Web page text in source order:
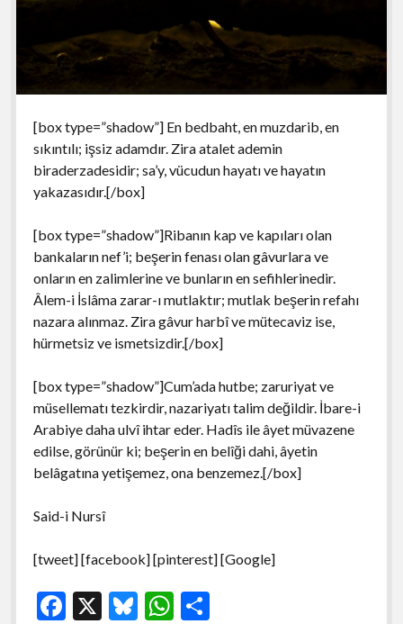
[box type=”shadow”] En bedbaht, en muzdarib, en
sıkıntılı; işsiz adamdır. Zira atalet ademin
biraderzadesidir; sa’y, vücudun hayatı ve hayatın
yakazasıdır.[/box]
[box type=”shadow”]Ribanın kap ve kapıları olan
bankaların nef’i; beşerin fenası olan gâvurlara ve
onların en zalimlerine ve bunların en sefihlerinedir.
Âlem-i İslâma zarar-ı mutlaktır; mutlak beşerin refahı
nazara alınmaz. Zira gâvur harbî ve mütecaviz ise,
hürmetsiz ve ismetsizdir.[/box]
[box type=”shadow”]Cum’ada hutbe; zaruriyat ve
müsellematı tezkirdir, nazariyatı talim değildir. İbare-i
Arabiye daha ulvî ihtar eder. Hadîs ile âyet müvazene
edilse, görünür ki; beşerin en belîği dahi, âyetin
belâgatına yetişemez, ona benzemez.[/box]
Said-i Nursî
[tweet] [facebook] [pinterest] [Google]
F X Bl WS